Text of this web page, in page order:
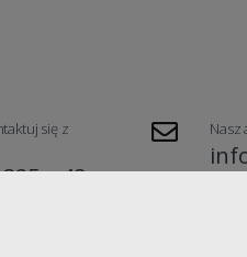
się z
+48
Nasz